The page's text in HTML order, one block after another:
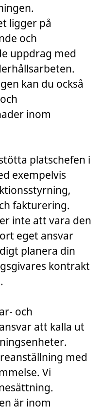
ligger på
och
uppdrag med
kan du också
inom
platschefen i
exempelvis
fakturering.
inte att vara den
eget ansvar
planera din
kontrakt
och
att kalla ut
med
Vi
är inom